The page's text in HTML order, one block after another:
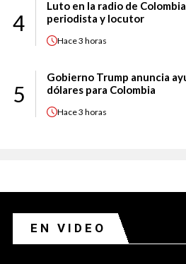
4
Luto en la radio de
periodista y locutor
Hace3 horas
5
Gobierno Trump anuncia
dólares para Colombia
Hace3 horas
EN VIDEO